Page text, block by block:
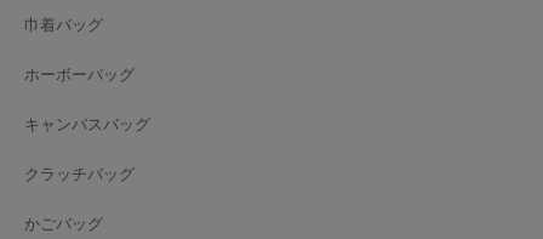
巾着バッグ
ホーボーバッグ
キャンバスバッグ
クラッチバッグ
かごバッグ